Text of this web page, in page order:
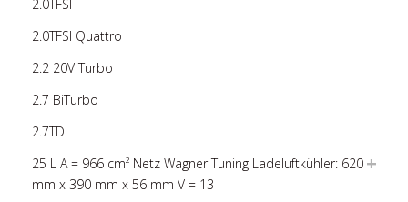
2.0TFSI
2.0TFSI Quattro
2.2 20V Turbo
2.7 BiTurbo
2.7TDI
25 L A = 966 cm² Netz Wagner Tuning Ladeluftkühler: 620
mm x 390 mm x 56 mm V = 13